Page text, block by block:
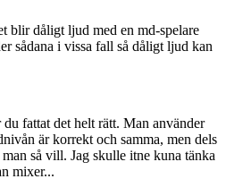
blir dåligt ljud med en md-spelare
sådana i vissa fall så dåligt ljud kan
du fattat det helt rätt. Man använder
är korrekt och samma, men dels
så vill. Jag skulle itne kuna tänka
mixer...